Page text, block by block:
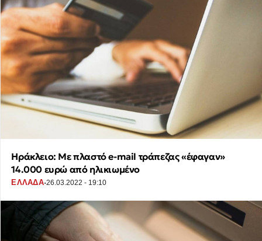
Ηράκλειο: Με πλαστό e-mail τράπεζας «έφαγαν»
14.000 ευρώ από ηλικιωμένο
ΕΛΛΑΔΑ·26.03.2022 - 19:10